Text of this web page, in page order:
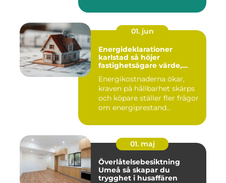
01. jun
Energideklarationer
karlstad så höjer
fastighetsägare värde,
Energikostnaderna ökar,
kraven på hållbarhet skärps
och köpare ställer fler frågor
om energiprestand...
01. maj
Överlåtelsebesiktning
Umeå så skapar du
trygghet i husaffären